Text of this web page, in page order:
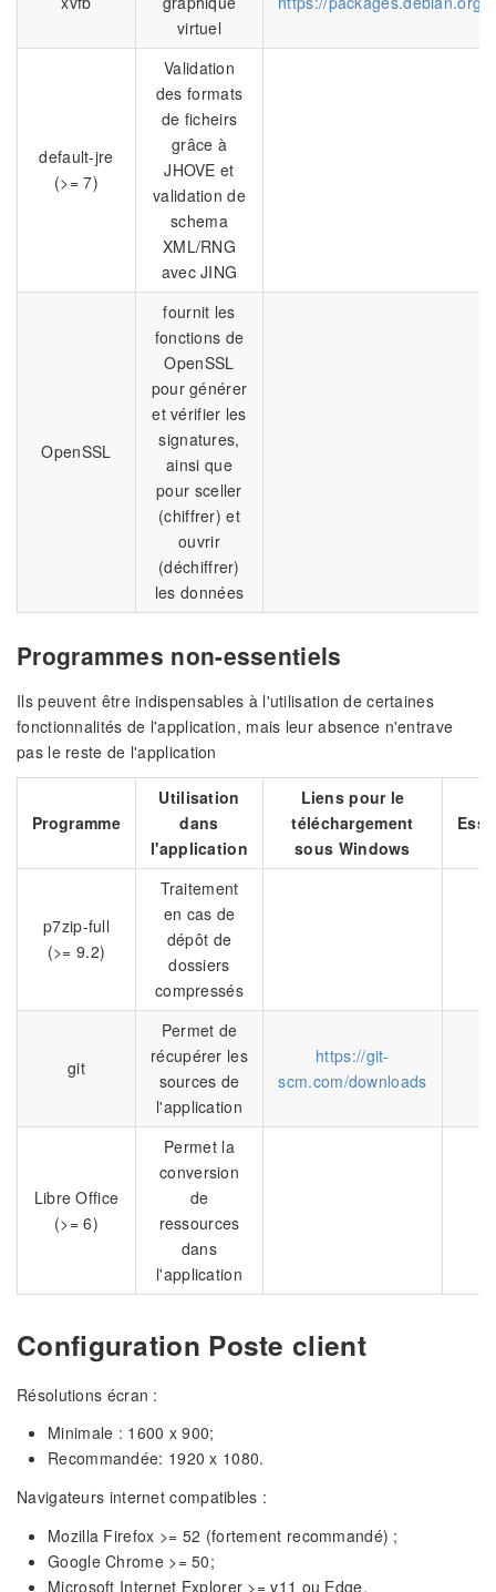
virtuel
default-jre
(>= 7)
Validation
des formats
de ficheirs
grâce à
JHOVE et
validation de
schema
XML/RNG
avec JING
OpenSSL
fournit les
fonctions de
OpenSSL
pour générer
et vérifier les
signatures,
ainsi que
pour sceller
(chiffrer) et
ouvrir
(déchiffrer)
les données
Programmes non-essentiels
Ils peuvent être indispensables à l'utilisation de certaines
fonctionnalités de l'application, mais leur absence n'entrave
pas le reste de l'application
Programme
Utilisation
dans
l'application
Liens pour le
téléchargement
sous Windows
p7zip-full
(>= 9.2)
Traitement
en cas de
dépôt de
dossiers
compressés
git
Permet de
récupérer les
sources de
l'application
https://git-
scm.com/downloads
Libre Office
(>= 6)
Permet la
conversion
de
ressources
dans
l'application
Configuration Poste client
Résolutions écran :
Minimale : 1600 x 900;
Recommandée: 1920 x 1080.
Navigateurs internet compatibles :
Mozilla Firefox >= 52 (fortement recommandé) ;
Google Chrome >= 50;
Microsoft Internet Explorer >= v11 ou Edge.